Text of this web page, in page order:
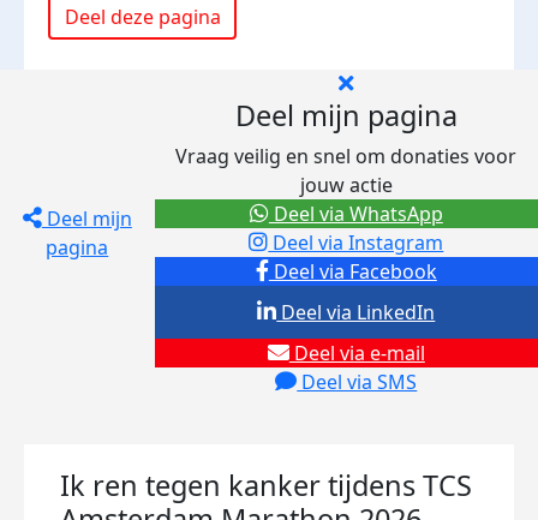
Deel deze pagina
Deel mijn
pagina
Deel mijn pagina
Vraag veilig en snel om donaties voor
jouw actie
Deel via Facebook
Deel via Instagram
Deel via e-mail
Deel via SMS
Deel via LinkedIn
Deel via WhatsApp
Ik ren tegen kanker tijdens TCS